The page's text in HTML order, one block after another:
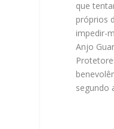
que
próprios
impedir-
Anjo
segundo